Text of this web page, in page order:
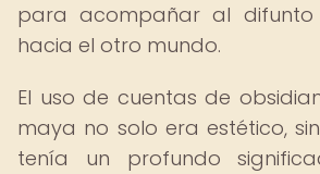
para acompañar al difunto
hacia el otro mundo.
El uso de cuentas de
maya no solo era estético,
tenía un profundo